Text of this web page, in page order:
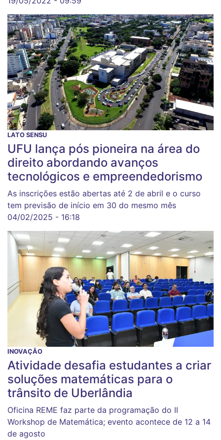
LATO SENSU
UFU lança pós pioneira na área do
direito abordando avanços
tecnológicos e empreendedorismo
As inscrições estão abertas até 2 de abril e o curso
tem previsão de início em 30 do mesmo mês
04/02/2025 - 16:18
INOVAÇÃO
Atividade desafia estudantes a criar
soluções matemáticas para o
trânsito de Uberlândia
Oficina REME faz parte da programação do II
Workshop de Matemática; evento acontece de 12 a 14
de agosto